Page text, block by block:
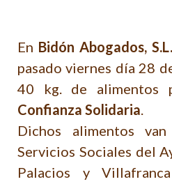
En Bidón Abogados,
pasado viernes día 28
40 kg. de alimentos
Confianza Solidaria
Dichos alimentos
Servicios Sociales del
Palacios y